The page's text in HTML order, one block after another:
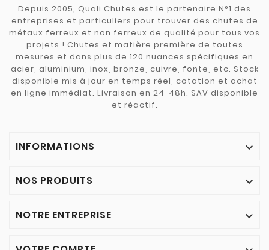
Depuis 2005, Quali Chutes est le partenaire N°1 des
entreprises et particuliers pour trouver des chutes de
métaux ferreux et non ferreux de qualité pour tous vos
projets ! Chutes et matière première de toutes
mesures et dans plus de 120 nuances spécifiques en
acier, aluminium, inox, bronze, cuivre, fonte, etc. Stock
disponible mis à jour en temps réel, cotation et achat
en ligne immédiat. Livraison en 24-48h. SAV disponible
et réactif.
INFORMATIONS 
NOS PRODUITS 
NOTRE ENTREPRISE 